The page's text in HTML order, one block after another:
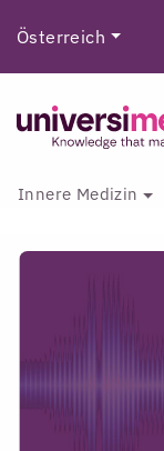
Österreich
Innere Medizin